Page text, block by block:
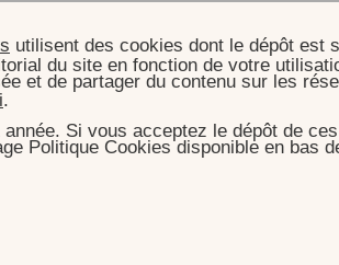
utilisent des cookies dont le dépôt est
du site en fonction de votre
et de partager du contenu sur les
.
Si vous acceptez le dépôt de
Politique Cookies disponible en bas